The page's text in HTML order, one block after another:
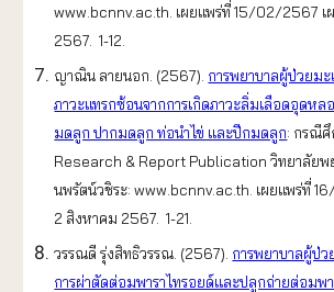
www.bcnnv.ac.th. เผยแพร่ที่ 15/02/2567 เ
2567. 1-12.
ญาณิน ลายนอก. (2567). การพยาบาลผู้ป่วยมะ
ภาวะแทรกซ้อนจากการเกิดภาวะลิ่มเลือดอุดหล
มดลูก ปากมดลูก ท่อนำไข่ และปีกมดลูก: กรณีศึ
Research & Report Publication วิทยาลัยพ
นพรัตน์วชิระ: www.bcnnv.ac.th. เผยแพร่ที่
2 สิงหาคม 2567. 1-21.
วรรณดี รุ่งสิทธิวรรณ. (2567). การพยาบาลผู้ป่ว
การผ่าตัดต่อมพาราไทรอยด์และปลูกถ่ายต่อมพ